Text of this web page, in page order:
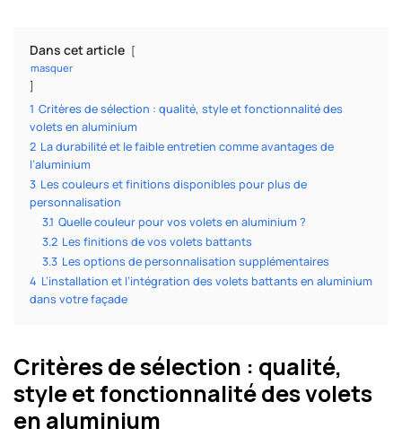
Dans cet article
masquer
1 Critères de sélection : qualité, style et fonctionnalité des
volets en aluminium
2 La durabilité et le faible entretien comme avantages de
l’aluminium
3 Les couleurs et finitions disponibles pour plus de
personnalisation
3.1 Quelle couleur pour vos volets en aluminium ?
3.2 Les finitions de vos volets battants
3.3 Les options de personnalisation supplémentaires
4 L’installation et l’intégration des volets battants en aluminium
dans votre façade
Critères de sélection : qualité,
style et fonctionnalité des volets
en aluminium